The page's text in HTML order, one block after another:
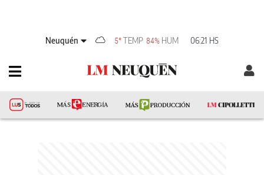
Neuquén 5° TEMP 84% HUM 06:21 HS